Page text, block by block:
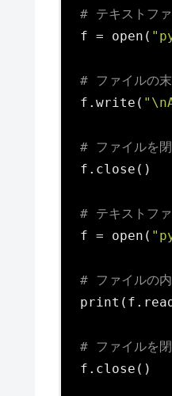
# テキストファ
f = open(
# ファイルの
f.write(
# ファイルを
f.close()
# テキストファ
f = open(
# ファイルの
# ファイルを
f.close()